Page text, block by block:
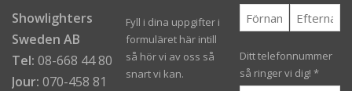
Showlighters
Sweden AB
Tel: 08-668 44 80
Jour: 070-458 81
Fyll i dina uppgifter i
formuläret här intill
så hör vi av oss så
snart vi kan.
Ditt telefonnummer
så ringer vi dig! *